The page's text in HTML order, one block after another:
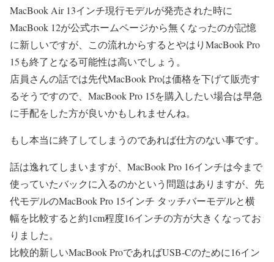
MacBook Air 13インチ現行モデルが発売された時に
MacBook 12が公式ホームページから無くなったのが記憶
に新しいですが、この流れからするとやはりMacBook Pro
15も終了となる可能性は高いでしょう。
店員さんの話では先代MacBook Proは価格を下げて販売す
るそうですので、MacBook Pro 15を購入したい場合は早急
に手配をした方が良いかもしれませんね。
もし本当に終了してしまうのであれば仕方のない事です。
話は逸れてしまいますが、MacBook Pro 16インチは今まで
使っていたバックに入るのかという問題はありますが、先
代モデルのMacBook Pro 15インチ タッチバーモデルと横
幅を比較すると約1cm程度16インチの方が大きくなってお
りました。
比較的新しいMacBook ProであればUSB-Cのために16イン